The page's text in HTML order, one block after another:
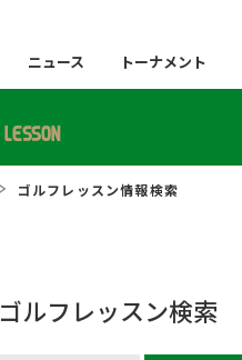
ニュース トーナメント
LESSON
ゴルフレッスン情報検索
ゴルフレッスン検索